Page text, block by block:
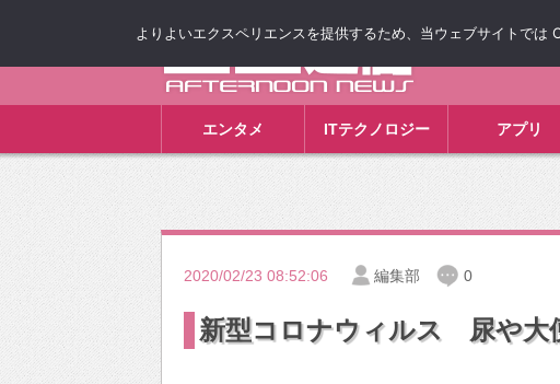
エンタメ ITテクノロジー アプリ
2020/02/23 08:52:06 編集部 0
新型コロナウィルス 尿や大
よりよいエクスペリエンスを提供するため、当ウェブサイトで